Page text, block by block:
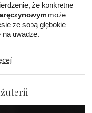
że konkretne
może
ze sobą głębokie
na uwadze.